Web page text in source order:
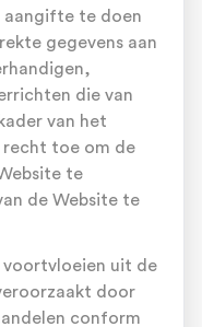
aangifte te doen
gegevens aan
die van
van het
recht toe om de
te
de Website te
voortvloeien uit de
door
conform